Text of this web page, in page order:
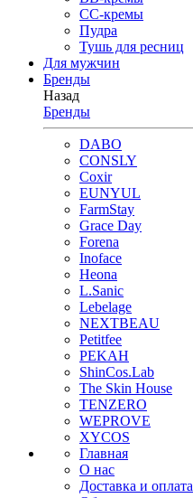
CC-кремы
Пудра
Тушь для ресниц
Для мужчин
Бренды
Назад
Бренды
DABO
CONSLY
Coxir
EUNYUL
FarmStay
Grace Day
Forena
Inoface
Heona
L.Sanic
Lebelage
NEXTBEAU
Petitfee
PEKAH
ShinCos.Lab
The Skin House
TENZERO
WEPROVE
XYCOS
Главная
О нас
Доставка и оплата